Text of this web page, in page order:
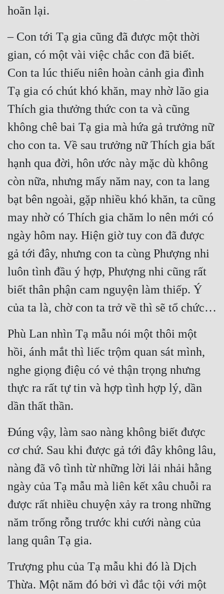
hoãn lại.
– Con tới Tạ gia cũng đã được một thời
gian, có một vài việc chắc con đã biết.
Con ta lúc thiếu niên hoàn cảnh gia đình
Tạ gia có chút khó khăn, may nhờ lão gia
Thích gia thưởng thức con ta và cũng
không chê bai Tạ gia mà hứa gả trưởng nữ
cho con ta. Về sau trưởng nữ Thích gia bất
hạnh qua đời, hôn ước này mặc dù không
còn nữa, nhưng mấy năm nay, con ta lang
bạt bên ngoài, gặp nhiều khó khăn, ta cũng
may nhờ có Thích gia chăm lo nên mới có
ngày hôm nay. Hiện giờ tuy con đã được
gả tới đây, nhưng con ta cùng Phượng nhi
luôn tình đầu ý hợp, Phượng nhi cũng rất
biết thân phận cam nguyện làm thiếp. Ý
của ta là, chờ con ta trở về thì sẽ tổ chức…
Phù Lan nhìn Tạ mẫu nói một thôi một
hồi, ánh mắt thì liếc trộm quan sát mình,
nghe giọng điệu có vẻ thận trọng nhưng
thực ra rất tự tin và hợp tình hợp lý, dần
dần thất thần.
Đúng vậy, làm sao nàng không biết được
cơ chứ. Sau khi được gả tới đây không lâu,
nàng đã vô tình từ những lời lải nhải hằng
ngày của Tạ mẫu mà liên kết xâu chuỗi ra
được rất nhiều chuyện xảy ra trong những
năm trống rỗng trước khi cưới nàng của
lang quân Tạ gia.
Trượng phu của Tạ mẫu khi đó là Dịch
Thừa. Một năm đó bởi vì đắc tội với một